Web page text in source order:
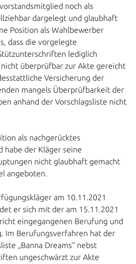
noch als
dargelegt und glaubhaft
Position als Wahlbewerber
dass die vorgelegte
lediglich
überprüfbar zur Akte gereicht
Versicherung der
mangels Überprüfbarkeit der
anhand der Vorschlagsliste nicht
als nachgerücktes
habe der Kläger seine
nicht glaubhaft gemacht
angeboten.
am 10.11.2021
er sich mit der am 15.11.2021
eingegangenen Berufung und
Im Berufungsverfahren hat der
„Banna Dreams“ nebst
ungeschwärzt zur Akte